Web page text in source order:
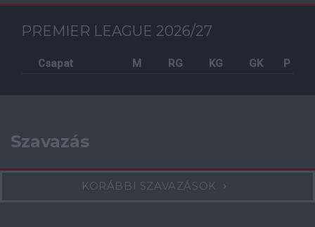
PREMIER LEAGUE 2026/27
Csapat M RG KG GK P
Szavazás
KORÁBBI SZAVAZÁSOK